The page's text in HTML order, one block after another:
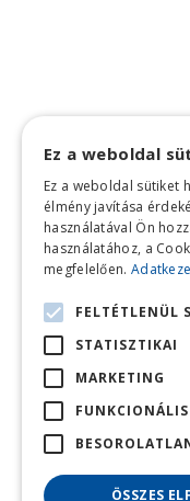
Ez a weboldal
Ez a weboldal sütiket
élmény javítása
használatával Ön
használatához, a
megfelelően.
FELTÉTLENÜL
STATISZTIKAI
MARKETING
FUNKCIONÁLIS
ÖSSZES